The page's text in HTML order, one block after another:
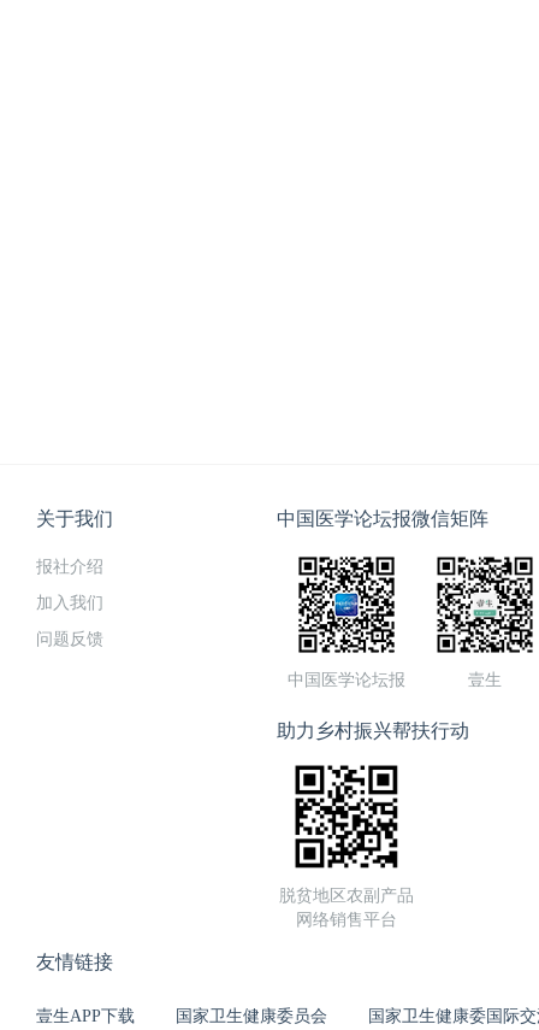
关于我们
报社介绍
加入我们
问题反馈
中国医学论坛报微信矩阵
中国医学论坛报 壹生
助力乡村振兴帮扶行动
脱贫地区农副产品
网络销售平台
友情链接
壹生APP下载 国家卫生健康委员会 国家卫生健康委国际